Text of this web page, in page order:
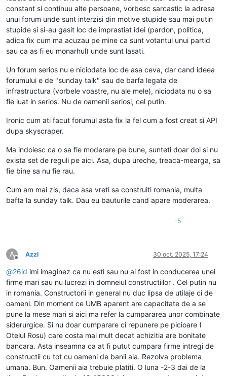
constant si continuu alte persoane, vorbesc sarcastic la adresa
unui forum unde sunt interzisi din motive stupide sau mai putin
stupide si si-au gasit loc de imprastiat idei (pardon, politica,
adica fix cum ma acuzau pe mine ca sunt votantul unui partid
sau ca as fi eu monarhul) unde sunt lasati.
Un forum serios nu e niciodata loc de asa ceva, dar cand ideea
forumului e de "sunday talk" sau de barfa legata de
infrastructura (vorbele voastre, nu ale mele), niciodata nu o sa
fie luat in serios. Nu de oamenii seriosi, cel putin.
Ironic cum ati facut forumul asta fix la fel cum a fost creat si API
dupa skyscraper.
Ma indoiesc ca o sa fie moderare pe bune, sunteti doar doi si nu
exista set de reguli pe aici. Asa, dupa ureche, treaca-mearga, sa
fie bine sa nu fie rau.
Cum am mai zis, daca asa vreti sa construiti romania, multa
bafta la sunday talk. Dau eu bauturile cand apare moderarea.
-5
A
Deconectat
Azzl 30 oct. 2025, 17:24
@26ld imi imaginez ca nu esti sau nu ai fost in conducerea unei
firme mari sau nu lucrezi in domneiul constructiilor . Cel putin nu
in romania. Constructorii in general nu duc lipsa de utilaje ci de
oameni. Din moment ce UMB aparent are capacitate de a se
pune la mese mari si aici ma refer la cumpararea unor combinate
siderurgice. Si nu doar cumparare ci repunere pe picioare (
Otelul Rosu) care costa mai mult decat achizitia are bonitate
bancara. Asta inseamna ca at fi putut cumpara firme intregi de
constructii cu tot cu oameni de banii aia. Rezolva problema
umana. Bun. Oamenii aia trebuie platiti. O luna -2-3 dai de la